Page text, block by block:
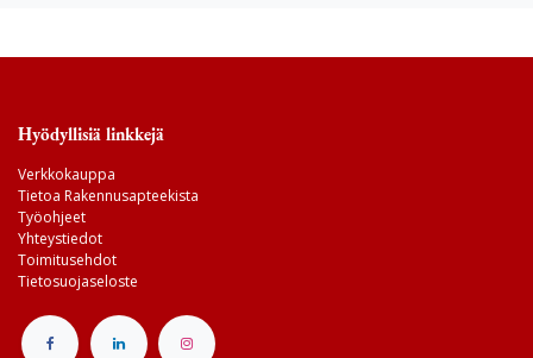
Hyödyllisiä linkkejä
Verkkokauppa
Tietoa Rakennusapteekista
Työohjeet
Yhteystiedot
Toimitusehdot
Tietosuojaseloste